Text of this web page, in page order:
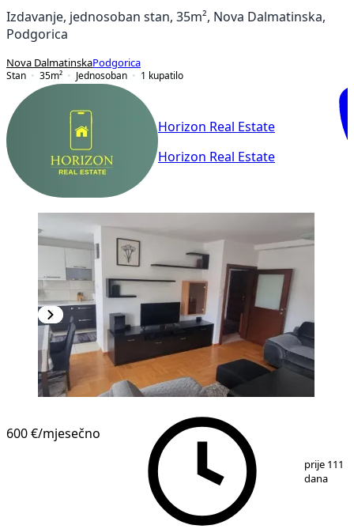
Izdavanje, jednosoban stan, 35m², Nova Dalmatinska,
Podgorica
Nova DalmatinskaPodgorica
Stan
35m² Jednosoban 1 kupatilo
Horizon Real Estate
Horizon Real Estate
600 €/mjesečno
prije 111
dana